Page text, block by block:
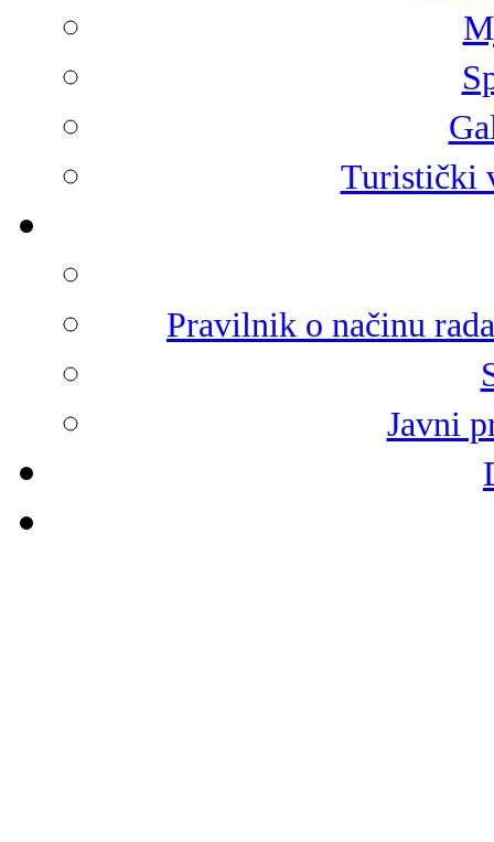
Turistički
Pravilnik o načinu
Javni